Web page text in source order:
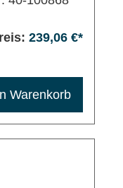
239,06 €*
Warenkorb